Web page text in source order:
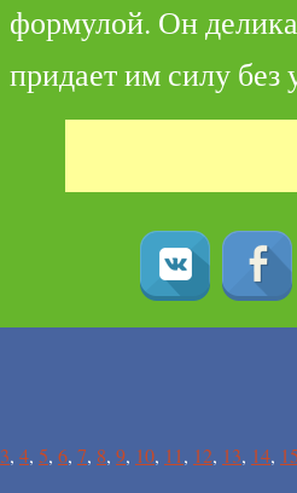
формулой. Он
придает им силу без
3, 4, 5, 6, 7, 8, 9, 10, 11, 12, 13, 14,